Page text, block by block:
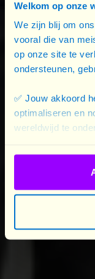
Welkom op onze
We zijn blij om
vooral die van
op onze site te
ondersteunen,
✅ Jouw akkoord
optimaliseren en
wereldwijd te
présentations
projets? Vous
Une
Une
International
pour informer
International